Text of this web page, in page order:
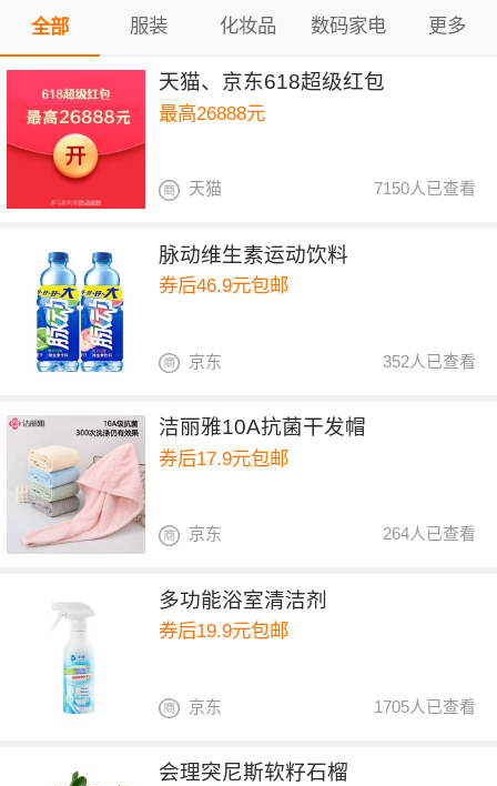
全部 服装 化妆品 数码家电 更多
天猫、京东618超级红包
最高26888元
7150人已查看
天猫
脉动维生素运动饮料
券后46.9元包邮
352人已查看
京东
洁丽雅10A抗菌干发帽
券后17.9元包邮
264人已查看
京东
多功能浴室清洁剂
券后19.9元包邮
1705人已查看
京东
会理突尼斯软籽石榴